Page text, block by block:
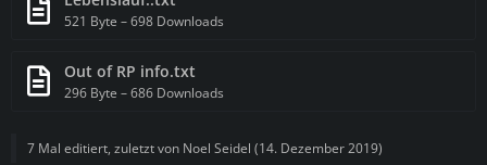
521 Byte – 698 Downloads
Out of RP info.txt
296 Byte – 686 Downloads
7 Mal editiert, zuletzt von Noel Seidel (14. Dezember 2019)